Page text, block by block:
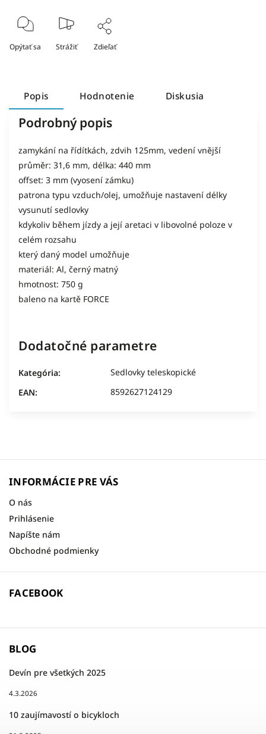
Opýtať sa Strážiť Zdieľať
Popis Hodnotenie Diskusia
Podrobný popis
zamykání na řídítkách, zdvih 125mm, vedení vnější
průměr: 31,6 mm, délka: 440 mm
offset: 3 mm (vyosení zámku)
patrona typu vzduch/olej, umožňuje nastavení délky
vysunutí sedlovky
kdykoliv během jízdy a její aretaci v libovolné poloze v
celém rozsahu
který daný model umožňuje
materiál: Al, černý matný
hmotnost: 750 g
baleno na kartě FORCE
Dodatočné parametre
Kategória:
Sedlovky teleskopické
EAN: 8592627124129
INFORMÁCIE PRE VÁS
O nás
Prihlásenie
Napíšte nám
Obchodné podmienky
FACEBOOK
BLOG
Devín pre všetkých 2025
4.3.2026
10 zaujímavostí o bicykloch